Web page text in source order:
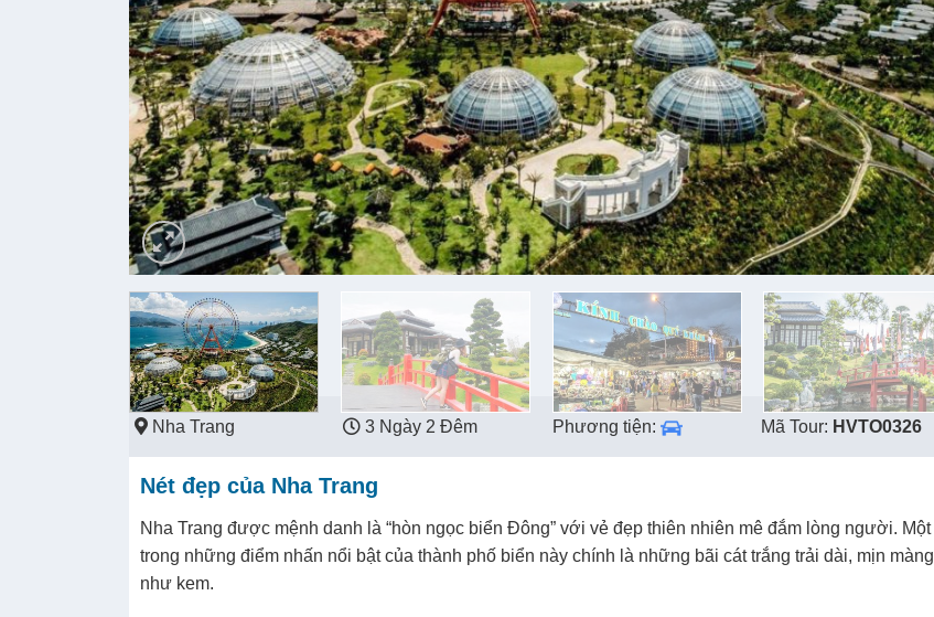
Nha Trang 3 Ngày 2 Đêm Phương tiện: Mã Tour: HVTO0326
Nét đẹp của Nha Trang
Nha Trang được mệnh danh là “hòn ngọc biển Đông” với vẻ đẹp thiên nhiên mê đắm lòng người. Một
trong những điểm nhấn nổi bật của thành phố biển này chính là những bãi cát trắng trải dài, mịn màng
như kem.